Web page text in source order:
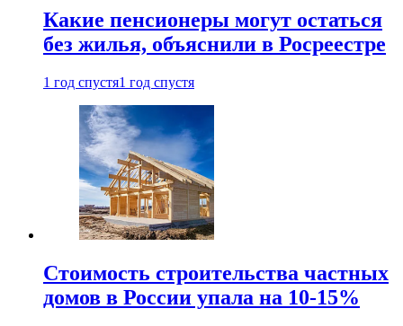
Какие пенсионеры могут остаться
без жилья, объяснили в Росреестре
1 год спустя1 год спустя
Стоимость строительства частных
домов в России упала на 10-15%